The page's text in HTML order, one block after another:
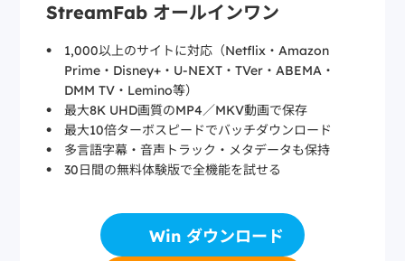
StreamFab オールインワン
1,000以上のサイトに対応（Netflix・Amazon
Prime・Disney+・U-NEXT・TVer・ABEMA・
DMM TV・Lemino等）
最大8K UHD画質のMP4／MKV動画で保存
最大10倍ターボスピードでバッチダウンロード
多言語字幕・音声トラック・メタデータも保持
30日間の無料体験版で全機能を試せる
Win ダウンロード